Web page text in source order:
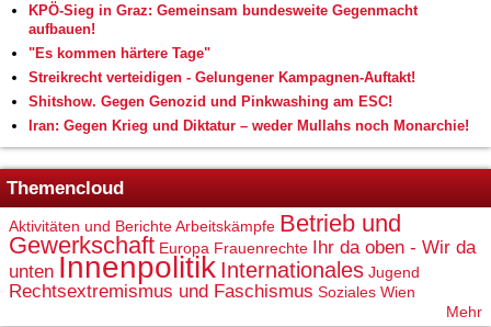
KPÖ-Sieg in Graz: Gemeinsam bundesweite Gegenmacht
aufbauen!
"Es kommen härtere Tage"
Streikrecht verteidigen - Gelungener Kampagnen-Auftakt!
Shitshow. Gegen Genozid und Pinkwashing am ESC!
Iran: Gegen Krieg und Diktatur – weder Mullahs noch Monarchie!
Themencloud
Aktivitäten und BerichteArbeitskämpfe Betrieb und
Gewerkschaft Europa Frauenrechte Ihr da oben - Wir da
unten Innenpolitik Internationales Jugend
Rechtsextremismus und Faschismus Soziales Wien
Mehr